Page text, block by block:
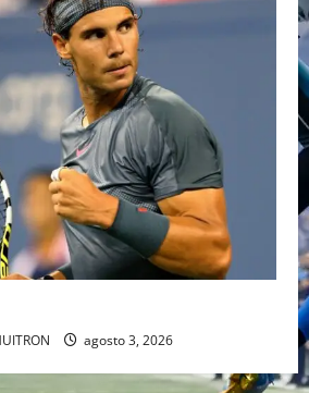
agosto 3, 2026